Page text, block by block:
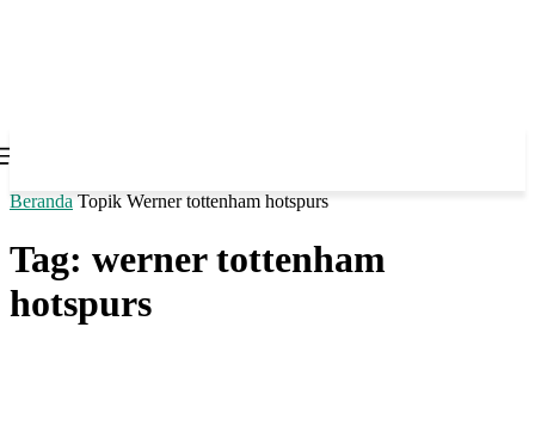
Beranda Topik Werner tottenham hotspurs
Tag: werner tottenham
hotspurs